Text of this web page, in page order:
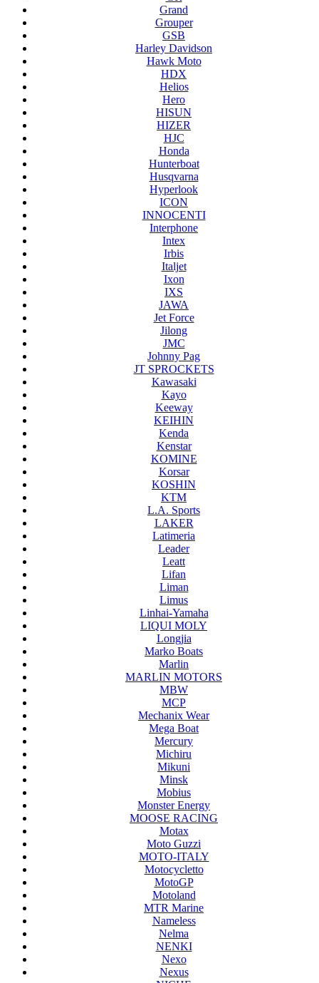
Grand
Grouper
GSB
Harley Davidson
Hawk Moto
HDX
Helios
Hero
HISUN
HIZER
HJC
Honda
Hunterboat
Husqvarna
Hyperlook
ICON
INNOCENTI
Interphone
Intex
Irbis
Italjet
Ixon
IXS
JAWA
Jet Force
Jilong
JMC
Johnny Pag
JT SPROCKETS
Kawasaki
Kayo
Keeway
KEIHIN
Kenda
Kenstar
KOMINE
Korsar
KOSHIN
KTM
L.A. Sports
LAKER
Latimeria
Leader
Leatt
Lifan
Liman
Limus
Linhai-Yamaha
LIQUI MOLY
Longjia
Marko Boats
Marlin
MARLIN MOTORS
MBW
MCP
Mechanix Wear
Mega Boat
Mercury
Michiru
Mikuni
Minsk
Mobius
Monster Energy
MOOSE RACING
Motax
Moto Guzzi
MOTO-ITALY
Motocycletto
MotoGP
Motoland
MTR Marine
Nameless
Nelma
NENKI
Nexo
Nexus